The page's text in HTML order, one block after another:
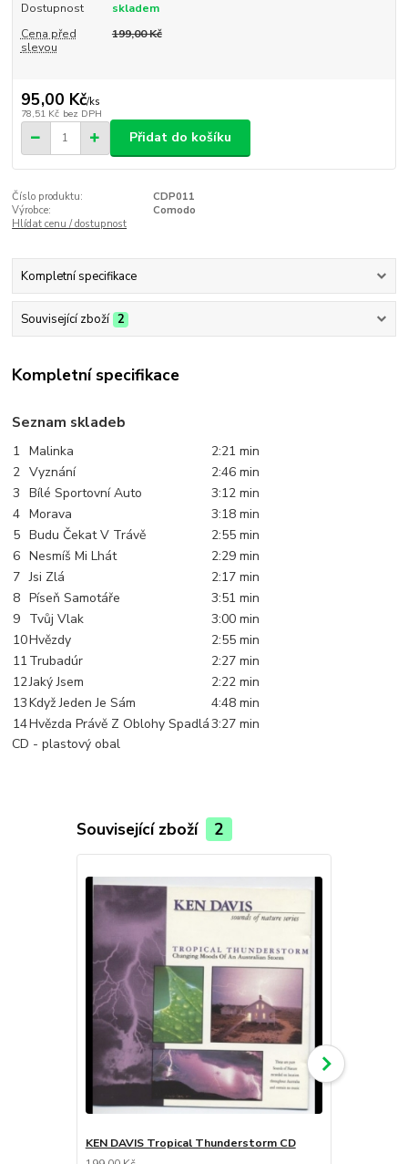
Dostupnost
skladem
Cena před
slevou
199,00 Kč
95,00 Kč/ks
78,51 Kč bez DPH
Přidat do košíku
Číslo produktu:
CDP011
Výrobce:
Comodo
Hlídat cenu / dostupnost
Kompletní specifikace
Související zboží 2
Kompletní specifikace
Seznam skladeb
1 Malinka
2:21 min
2 Vyznání
2:46 min
3 Bílé Sportovní Auto
3:12 min
4 Morava
3:18 min
5 Budu Čekat V Trávě
2:55 min
6 Nesmíš Mi Lhát
2:29 min
7 Jsi Zlá
2:17 min
8 Píseň Samotáře
3:51 min
9 Tvůj Vlak
3:00 min
10Hvězdy
2:55 min
11 Trubadúr
2:27 min
12Jaký Jsem
2:22 min
13Když Jeden Je Sám
4:48 min
14Hvězda Právě Z Oblohy Spadlá3:27 min
CD - plastový obal
Související zboží 2
KEN DAVIS Tropical Thunderstorm CD